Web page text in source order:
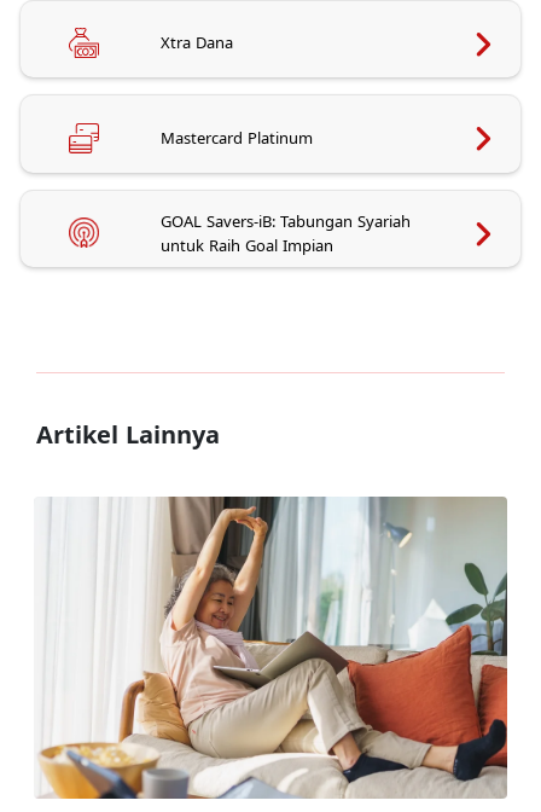
Xtra Dana
Mastercard Platinum
GOAL Savers-iB: Tabungan Syariah
untuk Raih Goal Impian
Artikel Lainnya